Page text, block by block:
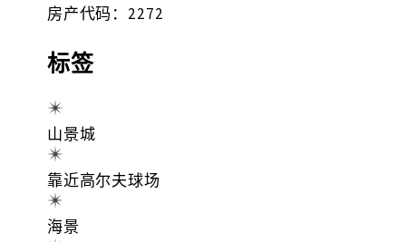
房产代码：2272
标签
山景城
靠近高尔夫球场
海景